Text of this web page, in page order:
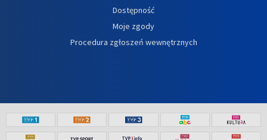
Dostępność
Moje zgody
Procedura zgłoszeń wewnętrznych